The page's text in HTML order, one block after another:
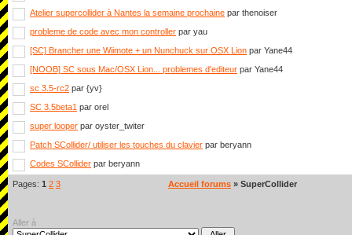
Atelier supercollider à Nantes la semaine prochaine par thenoiser
probleme de code avec mon controller par yau
[SC] Brancher une Wiimote + un Nunchuck sur OSX Lion par Yane44
[NOOB] SC sous Mac/OSX Lion... problemes d'editeur par Yane44
sc 3.5-rc2 par {yv}
SC 3.5beta1 par orel
super looper par oyster_twiter
Patch SCollider/ utiliser les touches du clavier par beryann
Codes SCollider par beryann
Pages: 1 2 3 Accueil forums » SuperCollider
Aller à